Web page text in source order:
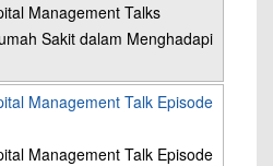
Management Talks
Sakit dalam Menghadapi
Management Talk Episode
Management Talk Episode